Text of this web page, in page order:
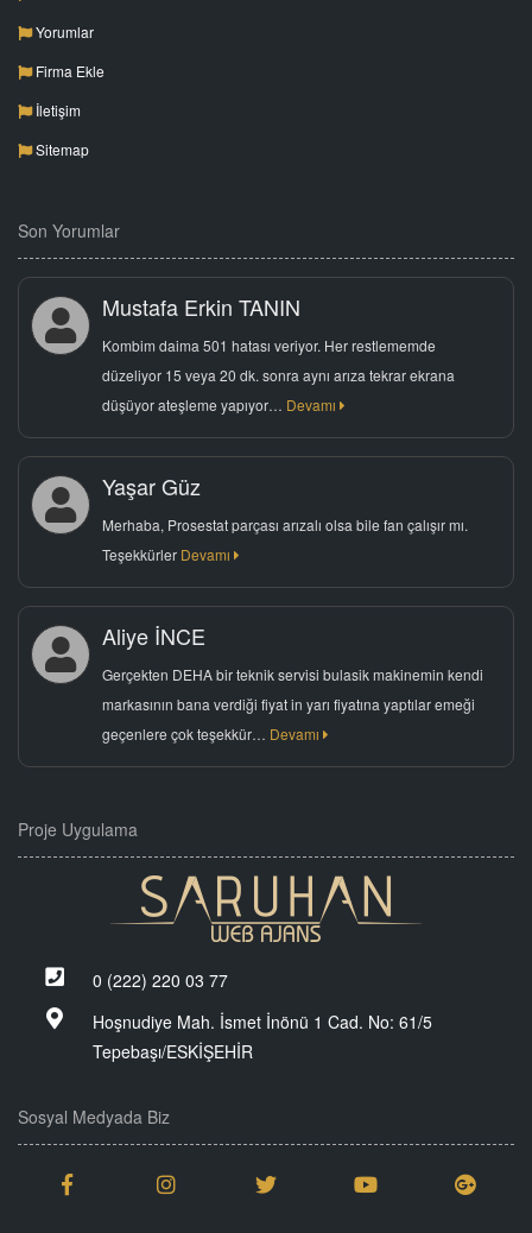
Yorumlar
Firma Ekle
İletişim
Sitemap
Son Yorumlar
Mustafa Erkin TANIN
Kombim daima 501 hatası veriyor. Her restlememde
düzeliyor 15 veya 20 dk. sonra aynı arıza tekrar ekrana
düşüyor ateşleme yapıyor… Devamı
Yaşar Güz
Merhaba, Prosestat parçası arızalı olsa bile fan çalışır mı.
Teşekkürler Devamı
Aliye İNCE
Gerçekten DEHA bir teknik servisi bulasik makinemin kendi
markasının bana verdiği fiyat in yarı fiyatına yaptılar emeği
geçenlere çok teşekkür… Devamı
Proje Uygulama
0 (222) 220 03 77
Hoşnudiye Mah. İsmet İnönü 1 Cad. No: 61/5
Tepebaşı/ESKİŞEHİR
Sosyal Medyada Biz